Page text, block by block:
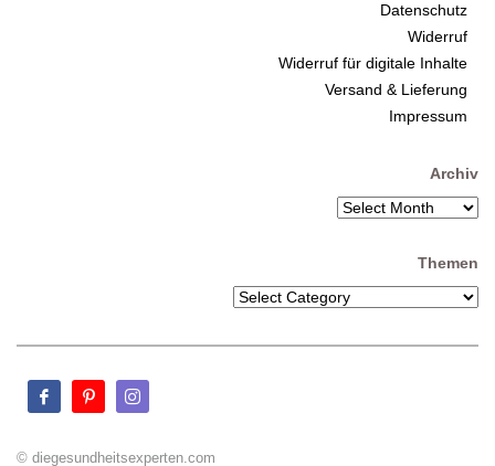
Datenschutz
Widerruf
Widerruf für digitale Inhalte
Versand & Lieferung
Impressum
Archiv
Themen
© diegesundheitsexperten.com